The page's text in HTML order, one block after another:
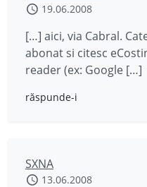
19.06.2008
[…] aici, via Cabral.
abonat si citesc
reader (ex: Google […]
răspunde-i
SXNA
13.06.2008